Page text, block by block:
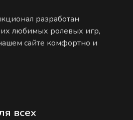
разработан
любимых ролевых игр,
сайте комфортно и
всех